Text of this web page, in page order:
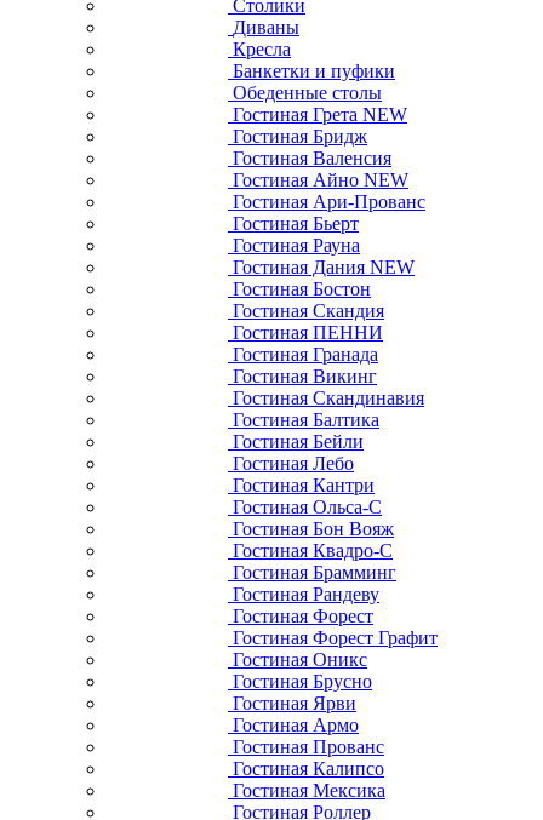
Столики
Диваны
Кресла
Банкетки и пуфики
Обеденные столы
Гостиная Грета NEW
Гостиная Бридж
Гостиная Валенсия
Гостиная Айно NEW
Гостиная Ари-Прованс
Гостиная Бьерт
Гостиная Рауна
Гостиная Дания NEW
Гостиная Бостон
Гостиная Скандия
Гостиная ПЕННИ
Гостиная Гранада
Гостиная Викинг
Гостиная Скандинавия
Гостиная Балтика
Гостиная Бейли
Гостиная Лебо
Гостиная Кантри
Гостиная Ольса-С
Гостиная Бон Вояж
Гостиная Квадро-С
Гостиная Брамминг
Гостиная Рандеву
Гостиная Форест
Гостиная Форест Графит
Гостиная Оникс
Гостиная Брусно
Гостиная Ярви
Гостиная Армо
Гостиная Прованс
Гостиная Калипсо
Гостиная Мексика
Гостиная Роллер